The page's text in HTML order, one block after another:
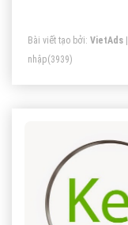
Bài viết tạo bởi: VietAds
nhập(3939)